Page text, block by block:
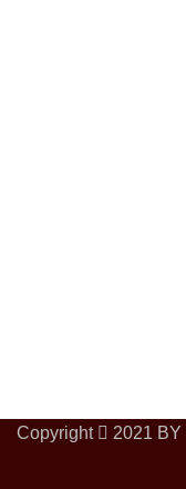
Copyright 2021 BY